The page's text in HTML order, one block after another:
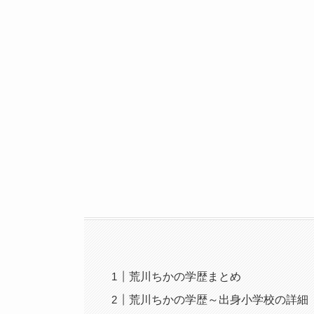
荒川ちかの学歴まとめ
荒川ちかの学歴～出身小学校の詳細